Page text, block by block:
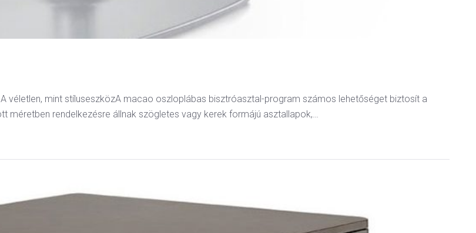
A véletlen, mint stíluseszközA macao oszloplábas bisztróasztal-program számos lehetőséget biztosít a
méretben rendelkezésre állnak szögletes vagy kerek formájú asztallapok,…